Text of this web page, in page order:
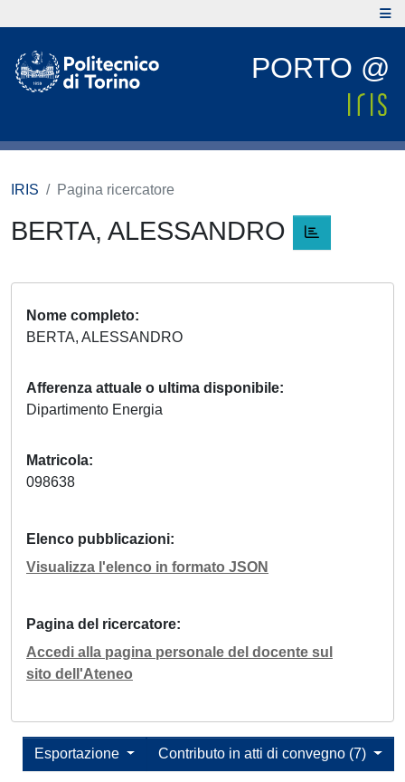
PORTO @
IRIS Pagina ricercatore
BERTA, ALESSANDRO
Nome completo
BERTA, ALESSANDRO
Afferenza attuale o ultima disponibile
Dipartimento Energia
Matricola
098638
Elenco pubblicazioni
Visualizza l'elenco in formato JSON
Pagina del ricercatore
Accedi alla pagina personale del docente sul
sito dell'Ateneo
Contributo in atti di convegno (7)
Esportazione